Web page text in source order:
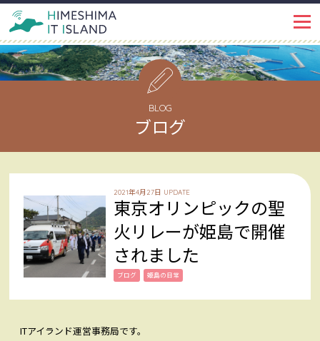
PROJECT IT ISLANDとは
イベント・トピックス
姫島ではたらく
インタビュー
LIFE 姫島で暮らす
ABOUT 姫島を知る
CONTACT お問い合わせ
BLOG
ブログ
2021年4月27日 UPDATE
東京オリンピックの聖
火リレーが姫島で開催
されました
ブログ 姫島の日常
ITアイランド運営事務局です。